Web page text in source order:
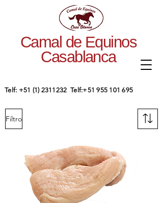
Camal de Equinos
Casablanca
​Telf: +51 (1) 2311232 Telf:+51 955 101 695
Filtro